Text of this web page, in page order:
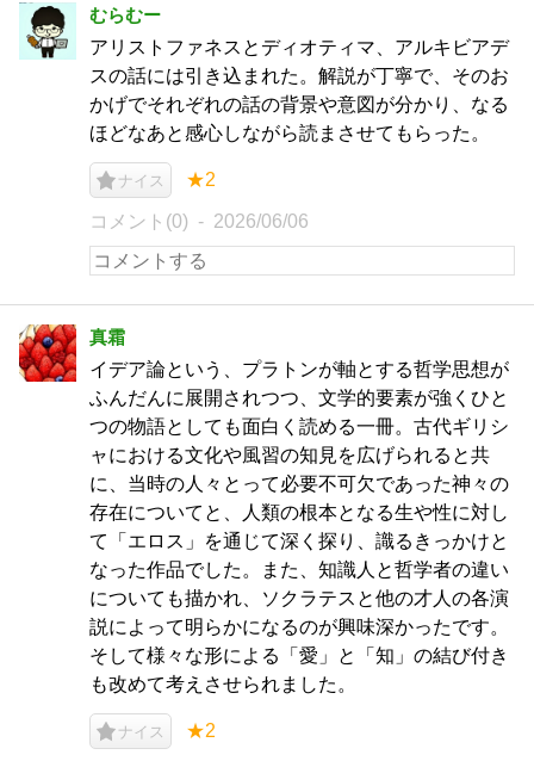
むらむー
アリストファネスとディオティマ、アルキビアデ
スの話には引き込まれた。解説が丁寧で、そのお
かげでそれぞれの話の背景や意図が分かり、なる
ほどなあと感心しながら読まさせてもらった。
ナイス ★2
コメント(0) 2026/06/06
真霜
イデア論という、プラトンが軸とする哲学思想が
ふんだんに展開されつつ、文学的要素が強くひと
つの物語としても面白く読める一冊。古代ギリシ
ャにおける文化や風習の知見を広げられると共
に、当時の人々とって必要不可欠であった神々の
存在についてと、人類の根本となる生や性に対し
て「エロス」を通じて深く探り、識るきっかけと
なった作品でした。また、知識人と哲学者の違い
についても描かれ、ソクラテスと他の才人の各演
説によって明らかになるのが興味深かったです。
そして様々な形による「愛」と「知」の結び付き
も改めて考えさせられました。
ナイス ★2